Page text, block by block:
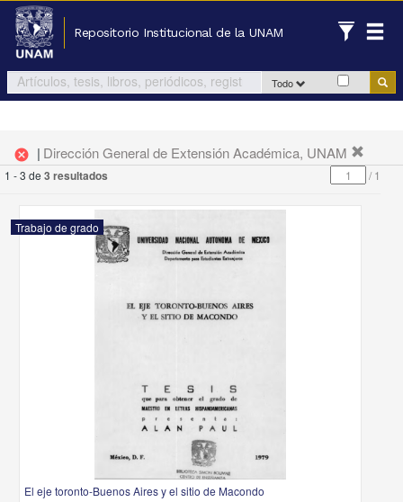
Repositorio Institucional de la UNAM
Todo
cancel | Dirección General de Extensión Académica, UNAM
1 - 3 de 3 resultados /1
Trabajo de grado
El eje toronto-Buenos Aires y el sitio de Macondo